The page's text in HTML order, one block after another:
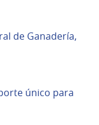
de Ganadería,
único para